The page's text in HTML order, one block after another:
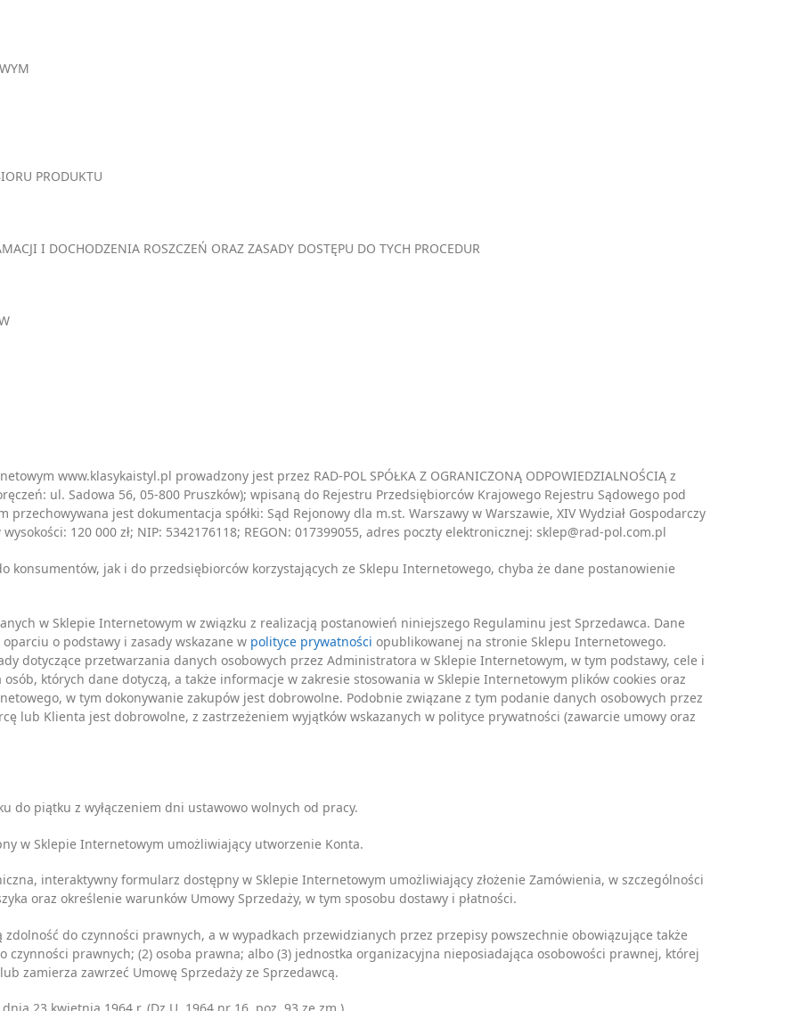
PRODUKTU
I DOCHODZENIA ROSZCZEŃ ORAZ ZASADY DOSTĘPU DO TYCH PROCEDUR
www.klasykaistyl.pl prowadzony jest przez RAD-POL SPÓŁKA Z OGRANICZONĄ ODPOWIEDZIALNOŚCIĄ z
ul. Sadowa 56, 05-800 Pruszków); wpisaną do Rejestru Przedsiębiorców Krajowego Rejestru Sądowego pod
przechowywana jest dokumentacja spółki: Sąd Rejonowy dla m.st. Warszawy w Warszawie, XIV Wydział Gospodarczy
120 000 zł; NIP: 5342176118; REGON: 017399055, adres poczty elektronicznej: sklep@rad-pol.com.pl
konsumentów, jak i do przedsiębiorców korzystających ze Sklepu Internetowego, chyba że dane postanowienie
w Sklepie Internetowym w związku z realizacją postanowień niniejszego Regulaminu jest Sprzedawca. Dane
o podstawy i zasady wskazane w polityce prywatności opublikowanej na stronie Sklepu Internetowego.
dotyczące przetwarzania danych osobowych przez Administratora w Sklepie Internetowym, w tym podstawy, cele i
których dane dotyczą, a także informacje w zakresie stosowania w Sklepie Internetowym plików cookies oraz
w tym dokonywanie zakupów jest dobrowolne. Podobnie związane z tym podanie danych osobowych przez
lub Klienta jest dobrowolne, z zastrzeżeniem wyjątków wskazanych w polityce prywatności (zawarcie umowy oraz
do piątku z wyłączeniem dni ustawowo wolnych od pracy.
w Sklepie Internetowym umożliwiający utworzenie Konta.
interaktywny formularz dostępny w Sklepie Internetowym umożliwiający złożenie Zamówienia, w szczególności
oraz określenie warunków Umowy Sprzedaży, w tym sposobu dostawy i płatności.
zdolność do czynności prawnych, a w wypadkach przewidzianych przez przepisy powszechnie obowiązujące także
czynności prawnych; (2) osoba prawna; albo (3) jednostka organizacyjna nieposiadająca osobowości prawnej, której
zamierza zawrzeć Umowę Sprzedaży ze Sprzedawcą.